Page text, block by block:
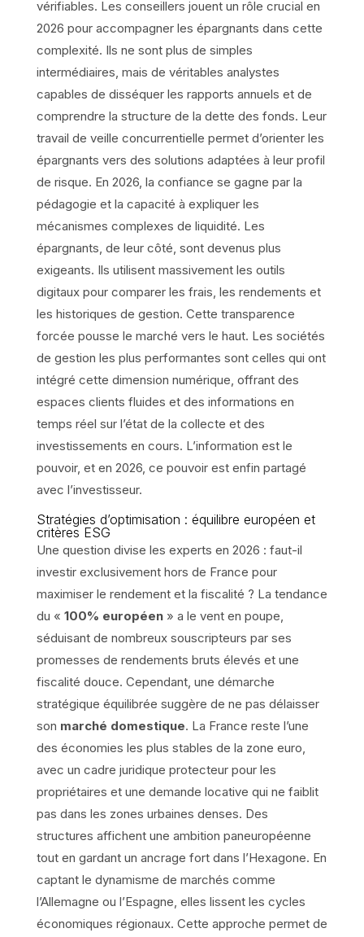
vérifiables. Les conseillers jouent un rôle crucial en
2026 pour accompagner les épargnants dans cette
complexité. Ils ne sont plus de simples
intermédiaires, mais de véritables analystes
capables de disséquer les rapports annuels et de
comprendre la structure de la dette des fonds. Leur
travail de veille concurrentielle permet d’orienter les
épargnants vers des solutions adaptées à leur profil
de risque. En 2026, la confiance se gagne par la
pédagogie et la capacité à expliquer les
mécanismes complexes de liquidité. Les
épargnants, de leur côté, sont devenus plus
exigeants. Ils utilisent massivement les outils
digitaux pour comparer les frais, les rendements et
les historiques de gestion. Cette transparence
forcée pousse le marché vers le haut. Les sociétés
de gestion les plus performantes sont celles qui ont
intégré cette dimension numérique, offrant des
espaces clients fluides et des informations en
temps réel sur l’état de la collecte et des
investissements en cours. L’information est le
pouvoir, et en 2026, ce pouvoir est enfin partagé
avec l’investisseur.
Stratégies d’optimisation : équilibre européen et
critères ESG
Une question divise les experts en 2026 : faut-il
investir exclusivement hors de France pour
maximiser le rendement et la fiscalité ? La tendance
du « 100% européen» a le vent en poupe,
séduisant de nombreux souscripteurs par ses
promesses de rendements bruts élevés et une
fiscalité douce. Cependant, une démarche
stratégique équilibrée suggère de ne pas délaisser
son marché domestique. La France reste l’une
des économies les plus stables de la zone euro,
avec un cadre juridique protecteur pour les
propriétaires et une demande locative qui ne faiblit
pas dans les zones urbaines denses. Des
structures affichent une ambition paneuropéenne
tout en gardant un ancrage fort dans l’Hexagone. En
captant le dynamisme de marchés comme
l’Allemagne ou l’Espagne, elles lissent les cycles
économiques régionaux. Cette approche permet de